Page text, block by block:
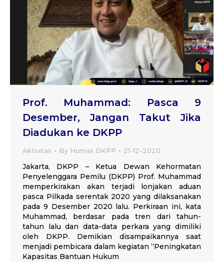
Prof. Muhammad: Pasca 9
Desember, Jangan Takut Jika
Diadukan ke DKPP
Aktivitas By Humas DKPP 21-12-2020
Jakarta, DKPP – Ketua Dewan Kehormatan
Penyelenggara Pemilu (DKPP) Prof. Muhammad
memperkirakan akan terjadi lonjakan aduan
pasca Pilkada serentak 2020 yang dilaksanakan
pada 9 Desember 2020 lalu. Perkiraan ini, kata
Muhammad, berdasar pada tren dari tahun-
tahun lalu dan data-data perkara yang dimiliki
oleh DKPP. Demikian disampaikannya saat
menjadi pembicara dalam kegiatan “Peningkatan
Kapasitas Bantuan Hukum